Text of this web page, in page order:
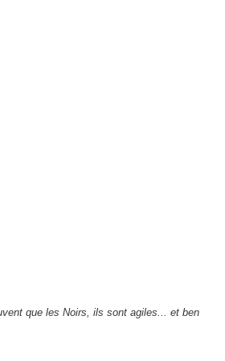
que les Noirs, ils sont agiles... et ben